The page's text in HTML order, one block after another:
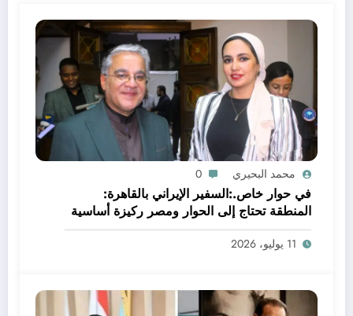
محمد البحيري 0
في حوار خاص.:السفير الإيراني بالقاهرة:
المنطقة تحتاج إلى الحوار ومصر ركيزة أساسية
للاستقرار الإقليمي
11 يوليو، 2026